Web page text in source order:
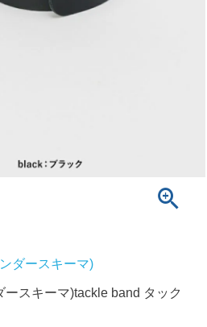
ダースキーマ)
スキーマ)tackle band タック